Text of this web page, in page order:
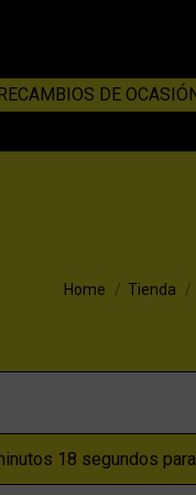
DE
You are here:
Home Tienda
17 segundos